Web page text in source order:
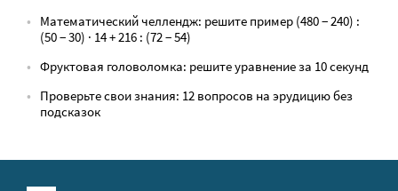
Математический челлендж: решите пример (480 − 240) :
(50 − 30) · 14 + 216 : (72 − 54)
Фруктовая головоломка: решите уравнение за 10 секунд
Проверьте свои знания: 12 вопросов на эрудицию без
подсказок